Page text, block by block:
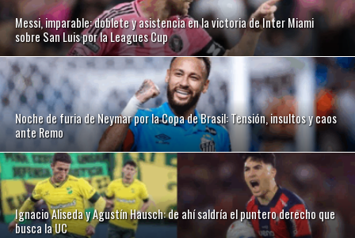
Messi, imparable: doblete y asistencia en la victoria de Inter Miami
sobre San Luis por la Leagues Cup
Noche de furia de Neymar por la Copa de Brasil: Tensión, insultos y caos
ante Remo
Ignacio Aliseda y Agustín Hausch: de ahí saldría el puntero derecho que
busca la UC